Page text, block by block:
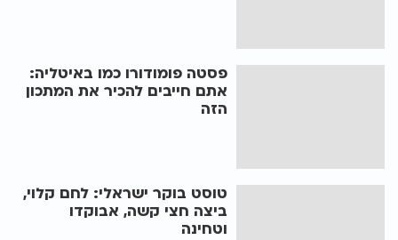
פסטה פומודורו כמו באיטליה:
אתם חייבים להכיר את המתכון
הזה
טוסט בוקר ישראלי: לחם קלוי,
ביצה חצי קשה, אבוקדו
וטחינה